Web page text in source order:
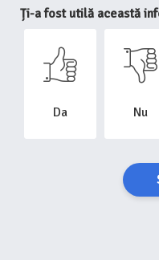
Ți-a fost utilă această
Da Nu